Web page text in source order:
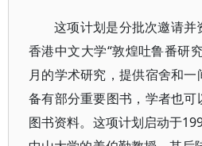
这项计划是分批次邀请
香港中文大学“敦煌吐鲁番研
月的学术研究，提供宿舍和
备有部分重要图书，学者也
图书资料。这项计划启动于